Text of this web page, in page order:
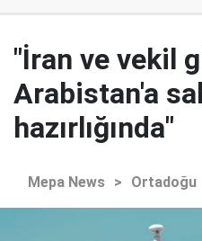
"İran ve vekil
Arabistan'a
hazırlığında"
Mepa News > Ortadoğu